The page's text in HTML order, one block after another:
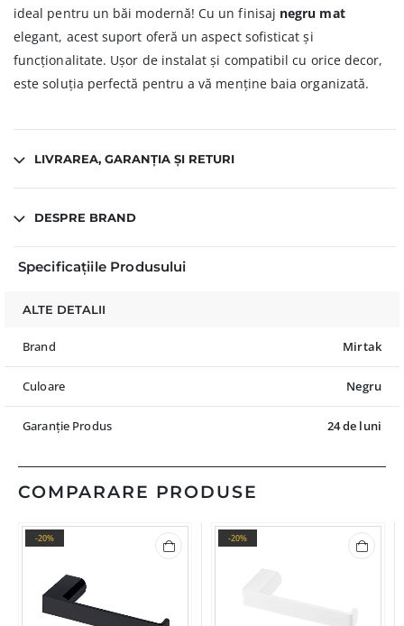
ideal pentru un băi modernă! Cu un finisaj negru mat
elegant, acest suport oferă un aspect sofisticat și
funcționalitate. Ușor de instalat și compatibil cu orice decor,
este soluția perfectă pentru a vă menține baia organizată.
LIVRAREA, GARANȚIA ȘI RETURI
DESPRE BRAND
Specificațiile Produsului
ALTE DETALII
Brand Mirtak
Culoare Negru
Garanție Produs 24 de luni
COMPARARE PRODUSE
-20% -20%